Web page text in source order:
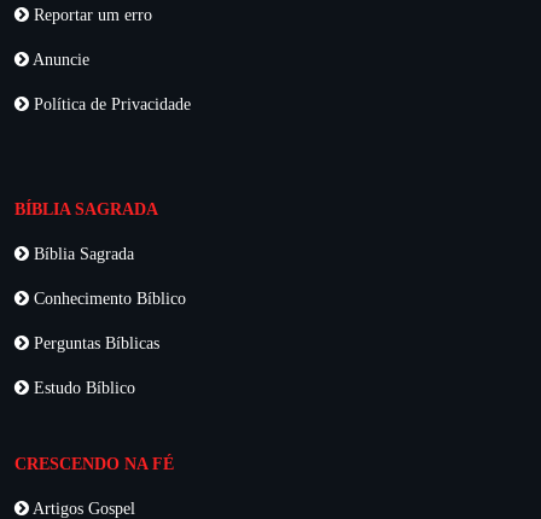
Reportar um erro
Anuncie
Política de Privacidade
BÍBLIA SAGRADA
Bíblia Sagrada
Conhecimento Bíblico
Perguntas Bíblicas
Estudo Bíblico
CRESCENDO NA FÉ
Artigos Gospel